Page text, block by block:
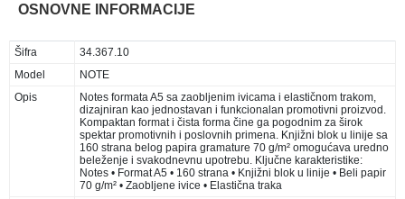
OSNOVNE INFORMACIJE
Šifra
34.367.10
Model
NOTE
Opis
Notes formata A5 sa zaobljenim ivicama i elastičnom trakom,
dizajniran kao jednostavan i funkcionalan promotivni proizvod.
Kompaktan format i čista forma čine ga pogodnim za širok
spektar promotivnih i poslovnih primena. Knjižni blok u linije sa
160 strana belog papira gramature 70 g/m² omogućava uredno
beleženje i svakodnevnu upotrebu. Ključne karakteristike:
Notes • Format A5 • 160 strana • Knjižni blok u linije • Beli papir
70 g/m² • Zaobljene ivice • Elastična traka